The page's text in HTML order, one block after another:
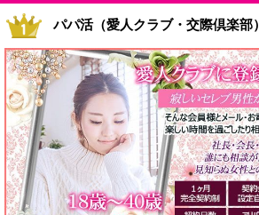
パパ活（愛人クラブ・交際倶楽部）